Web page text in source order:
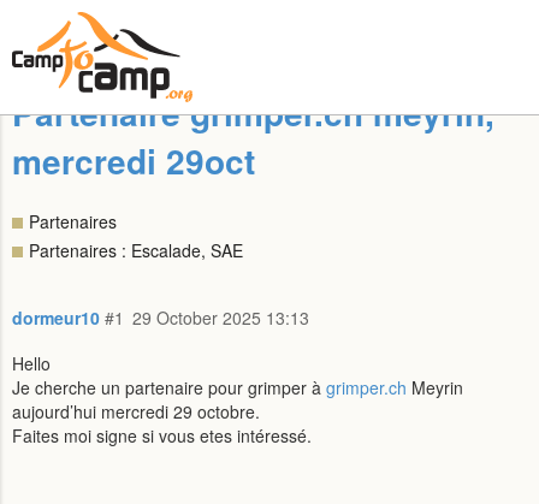
Partenaire grimper.ch meyrin,
mercredi 29oct
Partenaires
Partenaires : Escalade, SAE
dormeur10 29 October 2025 13:13
#1
Hello
Je cherche un partenaire pour grimper à grimper.ch Meyrin
aujourd’hui mercredi 29 octobre.
Faites moi signe si vous etes intéressé.